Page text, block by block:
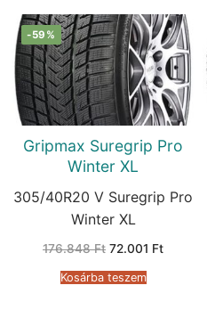
-59%
Gripmax Suregrip Pro
Winter XL
305/40R20 V Suregrip Pro
Winter XL
176.848Ft Original
was:
176.848 Ft.
72.001 FtCurrent
Kosárba teszem